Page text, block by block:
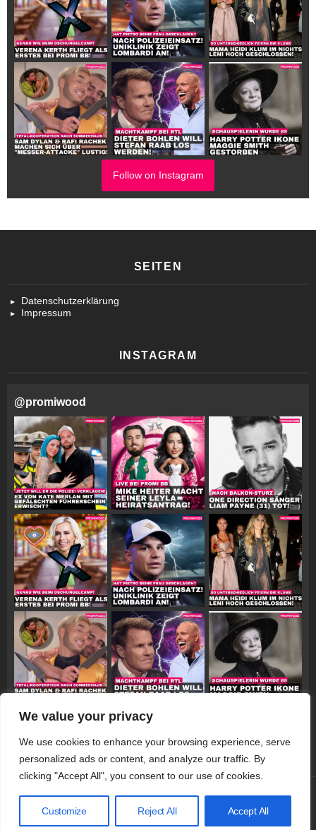
We value your privacy
We use cookies to enhance your browsing experience, serve
personalized ads or content, and analyze our traffic. By
clicking "Accept All", you consent to our use of cookies.
Customize Reject All Accept All
Follow on Instagram
SEITEN
Datenschutzerklärung
Impressum
INSTAGRAM
@promiwood
Follow on Instagram
Datenschutzerklärung Impressum